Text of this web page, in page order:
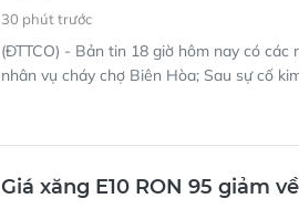
30 phút trước
(ĐTTCO) - Bản tin 18 giờ hôm nay có
nhân vụ cháy chợ Biên Hòa; Sau sự cố
Giá xăng E10 RON 95 giảm